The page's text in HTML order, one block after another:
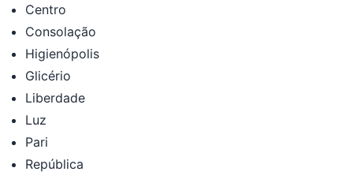
Centro
Consolação
Higienópolis
Glicério
Liberdade
Luz
Pari
República